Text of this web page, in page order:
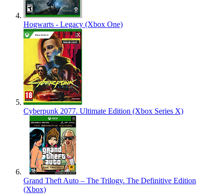
Hogwarts - Legacy (Xbox One)
Cyberpunk 2077. Ultimate Edition (Xbox Series X)
Grand Theft Auto – The Trilogy. The Definitive Edition
(Xbox)